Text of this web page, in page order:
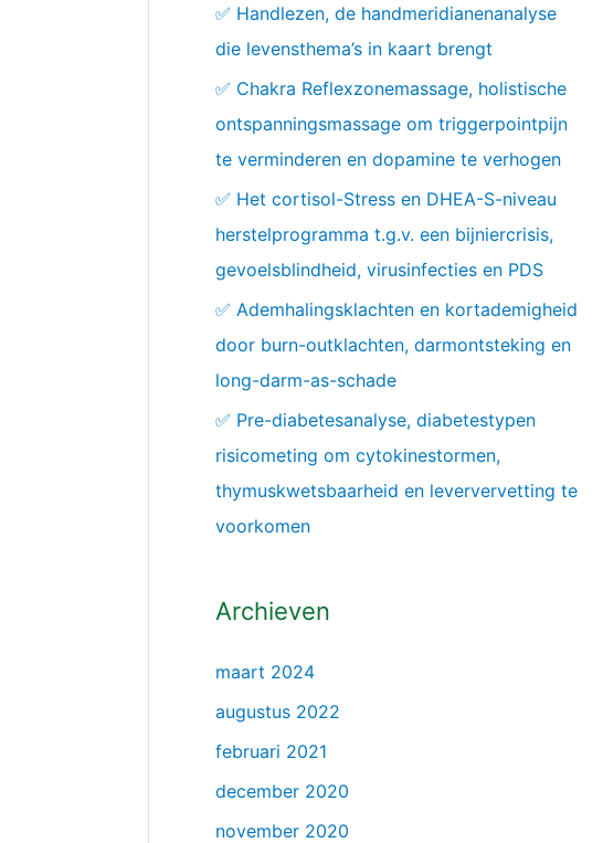
✅ Handlezen, de handmeridianenanalyse
die levensthema’s in kaart brengt
✅ Chakra Reflexzonemassage, holistische
ontspanningsmassage om triggerpointpijn
te verminderen en dopamine te verhogen
✅ Het cortisol-Stress en DHEA-S-niveau
herstelprogramma t.g.v. een bijniercrisis,
gevoelsblindheid, virusinfecties en PDS
✅ Ademhalingsklachten en kortademigheid
door burn-outklachten, darmontsteking en
long-darm-as-schade
✅ Pre-diabetesanalyse, diabetestypen
risicometing om cytokinestormen,
thymuskwetsbaarheid en leververvetting te
voorkomen
Archieven
maart 2024
augustus 2022
februari 2021
december 2020
november 2020